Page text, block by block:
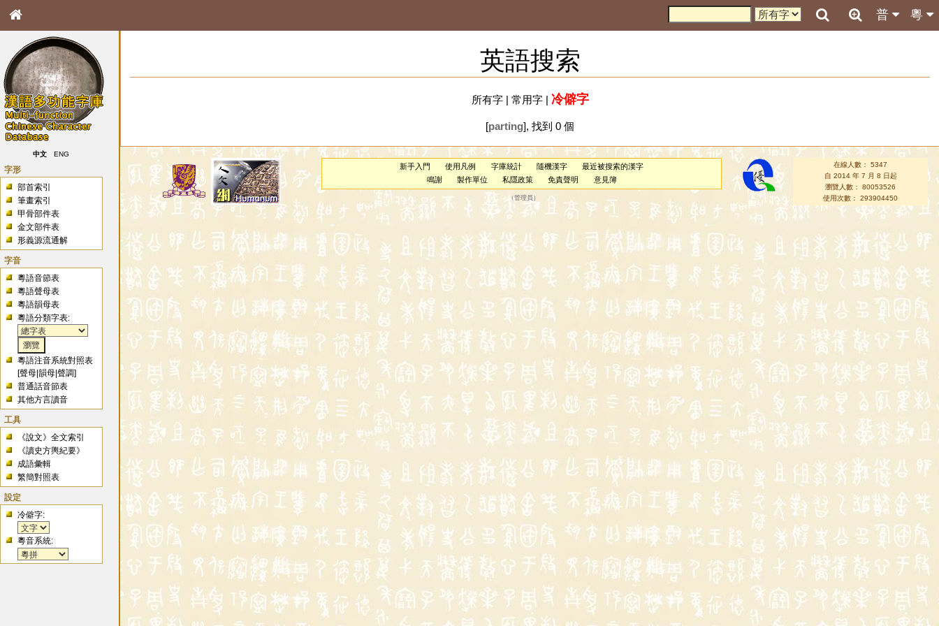
粵
普
中文 ENG
字形
部首索引
筆畫索引
甲骨部件表
金文部件表
形義源流通解
字音
粵語音節表
粵語聲母表
粵語韻母表
粵語分類字表:
粵語注音系統對照表
[聲母 |韻母 |聲調]
普通話音節表
其他方言讀音
工具
《說文》全文索引
《讀史方輿紀要》
成語彙輯
繁簡對照表
設定
冷僻字:
粵音系統:
英語搜索
所有字| 常用字| 冷僻字
[parting], 找到 0 個
新手入門 使用凡例 字庫統計 隨機漢字
最近被搜索的漢字
鳴謝
製作單位 私隱政策 免責聲明 意見簿
（管理員 ）
在線人數： 5347
自 2014 年 7 月 8 日起
瀏覽人數： 80053526
使用次數： 293904450